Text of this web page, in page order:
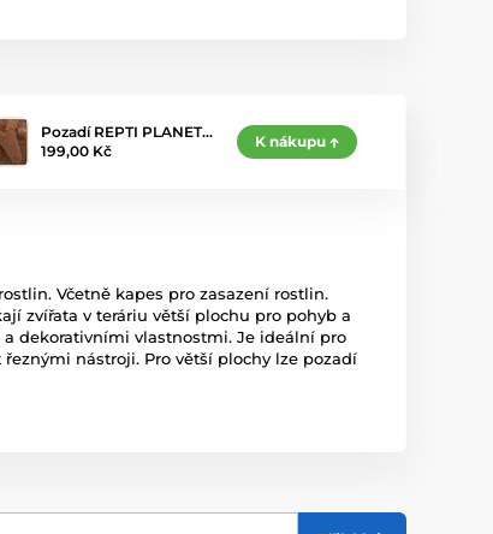
Pozadí REPTI PLANET…
199,00 Kč
K nákupu
Včetně kapes pro zasazení rostlin.
zvířata v teráriu větší plochu pro pohyb a
dekorativními vlastnostmi. Je ideální pro
nástroji. Pro větší plochy lze pozadí